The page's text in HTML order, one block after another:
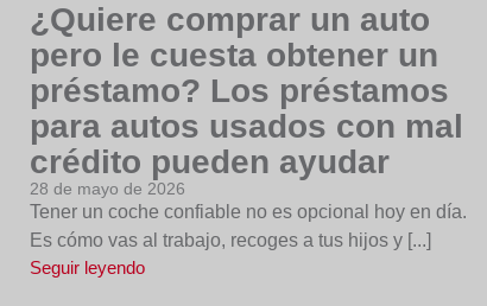
¿Quiere comprar un auto
pero le cuesta obtener un
préstamo? Los préstamos
para autos usados con mal
crédito pueden ayudar
28 de mayo de 2026
Tener un coche confiable no es opcional hoy en día.
Es cómo vas al trabajo, recoges a tus hijos y [...]
Seguir leyendo